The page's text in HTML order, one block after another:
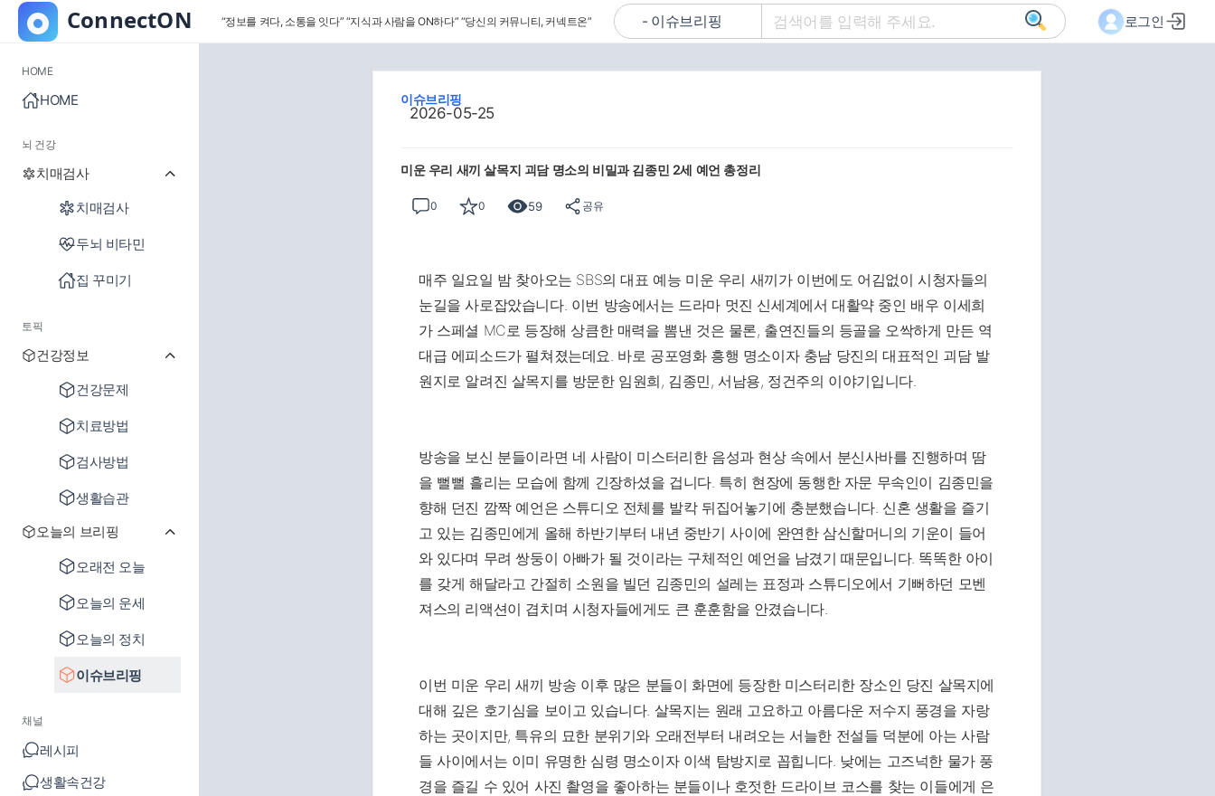
“정보를 켜다, 소통을 잇다” “지식과 사람을 ON하다” “당신의 커뮤니티, 커넥트온” 로그인
HOME
HOME
뇌 건강
치매검사
치매검사
두뇌 비타민
집 꾸미기
토픽
건강정보
건강문제
치료방법
검사방법
생활습관
오늘의 브리핑
오래전 오늘
오늘의 운세
오늘의 정치
이슈브리핑
채널
레시피
생활속건강
이슈브리핑
2026-05-25
미운 우리 새끼 살목지 괴담 명소의 비밀과 김종민 2세 예언 총정리
0 0 59 공유
매주 일요일 밤 찾아오는 SBS의 대표 예능 미운 우리 새끼가 이번에도 어김없이 시청자들의
눈길을 사로잡았습니다. 이번 방송에서는 드라마 멋진 신세계에서 대활약 중인 배우 이세희
가 스페셜 MC로 등장해 상큼한 매력을 뽐낸 것은 물론, 출연진들의 등골을 오싹하게 만든 역
대급 에피소드가 펼쳐졌는데요. 바로 공포영화 흥행 명소이자 충남 당진의 대표적인 괴담 발
원지로 알려진 살목지를 방문한 임원희, 김종민, 서남용, 정건주의 이야기입니다.
방송을 보신 분들이라면 네 사람이 미스터리한 음성과 현상 속에서 분신사바를 진행하며 땀
을 뻘뻘 흘리는 모습에 함께 긴장하셨을 겁니다. 특히 현장에 동행한 자문 무속인이 김종민을
향해 던진 깜짝 예언은 스튜디오 전체를 발칵 뒤집어놓기에 충분했습니다. 신혼 생활을 즐기
고 있는 김종민에게 올해 하반기부터 내년 중반기 사이에 완연한 삼신할머니의 기운이 들어
와 있다며 무려 쌍둥이 아빠가 될 것이라는 구체적인 예언을 남겼기 때문입니다. 똑똑한 아이
를 갖게 해달라고 간절히 소원을 빌던 김종민의 설레는 표정과 스튜디오에서 기뻐하던 모벤
져스의 리액션이 겹치며 시청자들에게도 큰 훈훈함을 안겼습니다.
이번 미운 우리 새끼 방송 이후 많은 분들이 화면에 등장한 미스터리한 장소인 당진 살목지에
대해 깊은 호기심을 보이고 있습니다. 살목지는 원래 고요하고 아름다운 저수지 풍경을 자랑
하는 곳이지만, 특유의 묘한 분위기와 오래전부터 내려오는 서늘한 전설들 덕분에 아는 사람
들 사이에서는 이미 유명한 심령 명소이자 이색 탐방지로 꼽힙니다. 낮에는 고즈넉한 물가 풍
경을 즐길 수 있어 사진 촬영을 좋아하는 분들이나 호젓한 드라이브 코스를 찾는 이들에게 은